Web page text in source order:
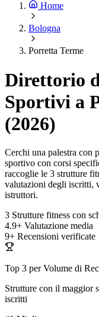
Home
Bologna
Porretta Terme
Direttorio
Sportivi a
(2026)
Cerchi una palestra con
sportivo con corsi
raccoglie le 3 strutture
valutazioni degli iscritti,
istruttori.
3 Strutture fitness con
4.9+ Valutazione media
9+ Recensioni verificate
Top 3 per Volume di
Strutture con il maggior
iscritti